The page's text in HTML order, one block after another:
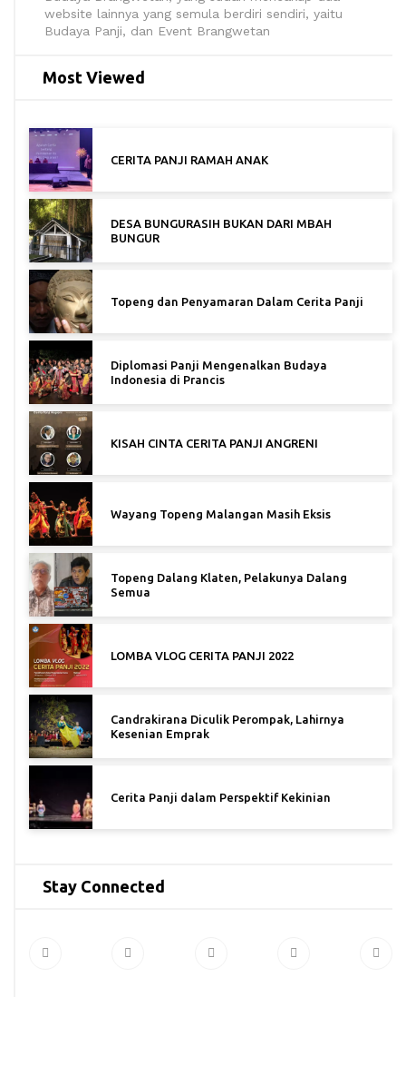
website lainnya yang semula berdiri sendiri, yaitu
Budaya Panji, dan Event Brangwetan
Most Viewed
CERITA PANJI RAMAH ANAK
DESA BUNGURASIH BUKAN DARI MBAH
BUNGUR
Topeng dan Penyamaran Dalam Cerita Panji
Diplomasi Panji Mengenalkan Budaya
Indonesia di Prancis
KISAH CINTA CERITA PANJI ANGRENI
Wayang Topeng Malangan Masih Eksis
Topeng Dalang Klaten, Pelakunya Dalang
Semua
LOMBA VLOG CERITA PANJI 2022
Candrakirana Diculik Perompak, Lahirnya
Kesenian Emprak
Cerita Panji dalam Perspektif Kekinian
Stay Connected